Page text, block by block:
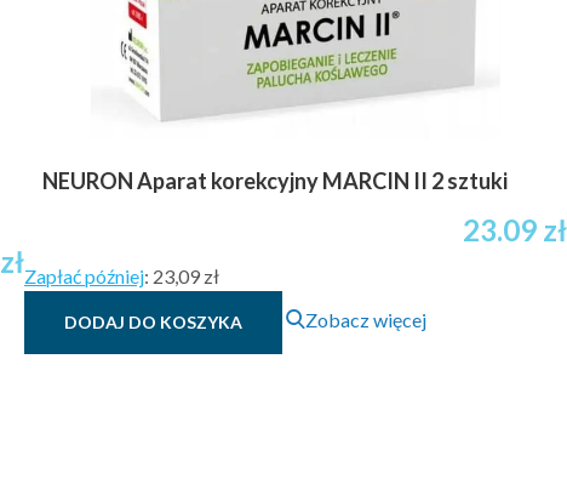
zł
NEURON Aparat korekcyjny MARCIN II 2 sztuki
23.09 zł
Zapłać później: 23,09 zł
DODAJ DO KOSZYKA Zobacz więcej